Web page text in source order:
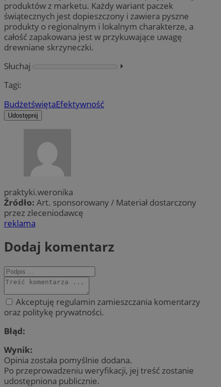
produktów z marketu. Każdy wariant paczek
świątecznych jest dopieszczony i zawiera pyszne
produkty o regionalnym i lokalnym charakterze, a
całość zapakowana jest w przykuwające uwagę
drewniane skrzyneczki.
Słuchaj
⏵︎
Tagi:
BudżetświętaEfektywność
Udostępnij
praktyki.weronika
Źródło: Art. sponsorowany / Materiał dostarczony
przez zleceniodawcę
reklama
Dodaj komentarz
Akceptuję regulamin zamieszczania komentarzy
oraz politykę prywatności.
Błąd:
Wynik:
Opinia została pomyślnie dodana.
Po przeprowadzeniu weryfikacji, jej treść zostanie
udostępniona publicznie.